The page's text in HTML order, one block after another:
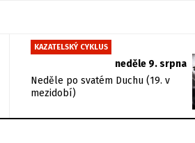
KAZATELSKÝ CYKLUS
neděle 9. srpna
Neděle po svatém Duchu (19. v
mezidobí)